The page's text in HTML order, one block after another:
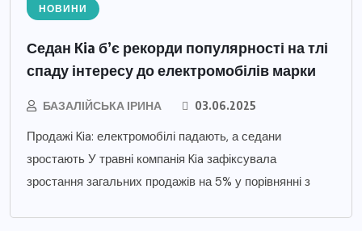
НОВИНИ
Седан Kia б’є рекорди популярності на тлі
спаду інтересу до електромобілів марки
БАЗАЛІЙСЬКА ІРИНА 03.06.2025
Продажі Kia: електромобілі падають, а седани
зростають У травні компанія Kia зафіксувала
зростання загальних продажів на 5% у порівнянні з